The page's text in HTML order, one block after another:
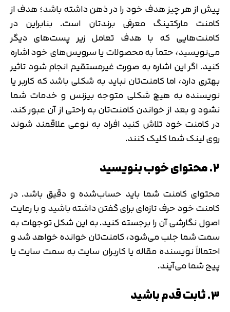
پیش از هر چیز هدف خود را در ذهن داشته باشد؛ هدف از
کامنت مارکتینگ معرفی برندتان است. بنابراین در
کامنت‌هایی که با هدف تعامل زیر پست‌های دیگر
می‌نویسید، حتماً به محصولات یا سرویس‌های خود اشاره
کنید. اگر این اشاره به صورت غیرمستقیم انجام شود تاثیر
بهتری دارد، اما کامنت‌تان نباید به شکلی باشد که کاربر یا
نویسنده به هیچ شکلی متوجه بیزنس و خدمات شما
نشود و بعد از خواندن کامنت‌تان به راحتی از آن عبور کند.
در کامنت خود تلاش کنید افراد به نوعی علاقمند شوند
روی لینک شما کلیک کنند.
۲. محتوای خوب بنویسید
محتوای کامنت شما باید حساب‌شده و دقیق باشد. در
کامنت خود حرف تازه‌ای برای گفتن داشته باشید و با رعایت
اصول نگارشی آن را برجسته کنید. به این شکل توجهات به
سمت شما جلب می‌شود، کامنت‌تان خوانده خواهد شد و
احتمالاً نویسنده مقاله یا کاربران سایت به سمت سایت یا
پیج شما می‌آیند.
۳. ثابت قدم باشید